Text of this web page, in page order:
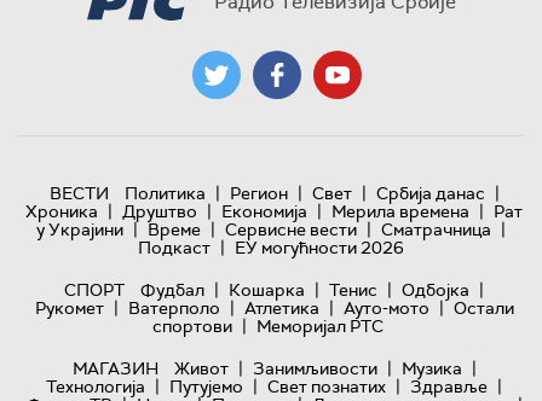
ВЕСТИ Политика | Регион | Свет | Србија данас |
Хроника | Друштво | Економија | Мерила времена | Рат
у Украјини | Време | Сервисне вести | Сматрачница |
Подкаст | ЕУ могућности 2026
СПОРТ
Фудбал | Кошарка | Тенис | Одбојка |
Рукомет | Ватерполо | Атлетика | Ауто-мото | Остали
спортови | Меморијал РТС
МАГАЗИН
Живот | Занимљивости | Музика |
Технологијa | Путујемо | Свет познатих | Здравље |